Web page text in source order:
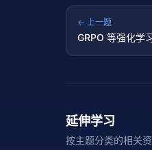
← 上一题
GRPO 等强化学
延伸学习
按主题分类的相关